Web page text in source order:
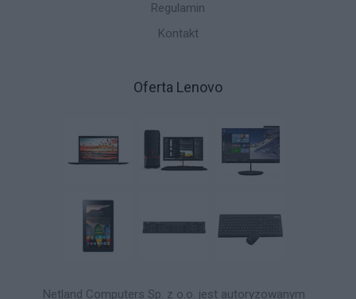
Regulamin
Kontakt
Oferta Lenovo
Netland Computers Sp. z o.o. jest autoryzowanym